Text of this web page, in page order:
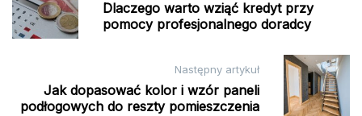
wpisu
Dlaczego warto wziąć kredyt przy
pomocy profesjonalnego doradcy
Następny artykuł
Jak dopasować kolor i wzór paneli
podłogowych do reszty pomieszczenia